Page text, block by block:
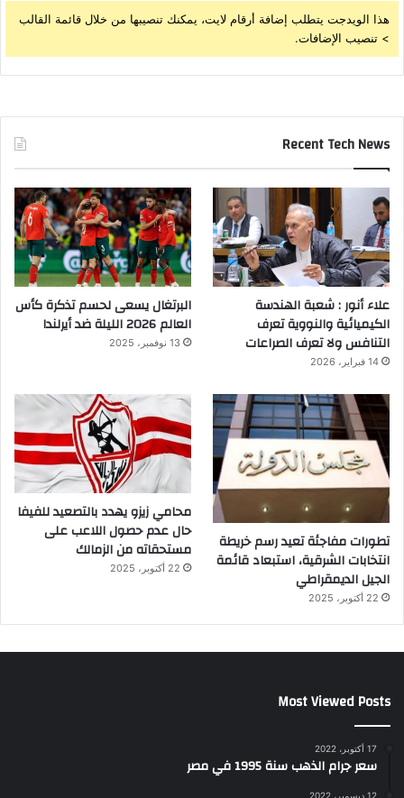
هذا الويدجت يتطلب إضافة أرقام لايت، يمكنك تنصيبها من خلال قائمة القالب
> تنصيب الإضافات.
Recent Tech News
علاء أنور : شعبة الهندسة
الكيميائية والنووية تعرف
التنافس ولا تعرف الصراعات
14 فبراير، 2026
البرتغال يسعى لحسم تذكرة كأس
العالم 2026 الليلة ضد أيرلندا
13 نوفمبر، 2025
تطورات مفاجئة تعيد رسم خريطة
انتخابات الشرقية، استبعاد قائمة
الجيل الديمقراطي
22 أكتوبر، 2025
محامي زيزو يهدد بالتصعيد للفيفا
حال عدم حصول اللاعب على
مستحقاته من الزمالك
22 أكتوبر، 2025
Most Viewed Posts
17 أكتوبر، 2022
سعر جرام الذهب سنة 1995 في مصر
12 ديسمبر، 2022